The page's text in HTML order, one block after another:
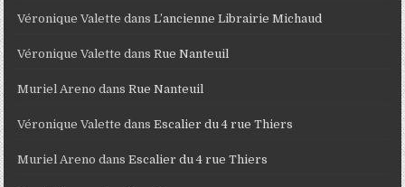
Véronique Valette dansL’ancienne Librairie Michaud
Véronique Valette dansRue Nanteuil
Muriel Areno dansRue Nanteuil
Véronique Valette dansEscalier du 4 rue Thiers
Muriel Areno dansEscalier du 4 rue Thiers